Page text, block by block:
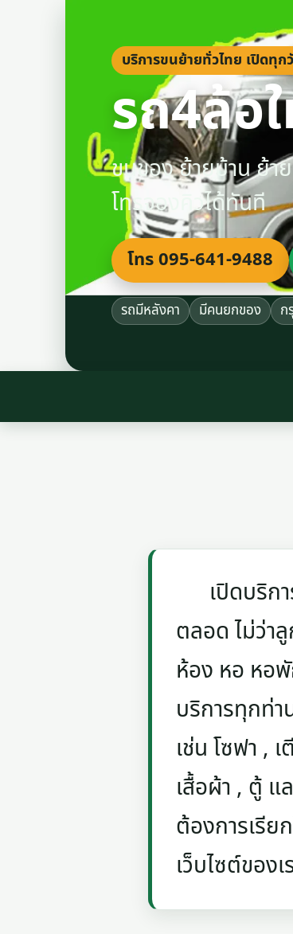
บริการขนย้ายทั่วไทย เปิดทุก
รถ4ล้อ
ขนของ ย้ายบ้าน ย้
โทรจองคิวได้ทันที
โทร 095-641-9488
รถมีหลังคา มีคนยกของ ก
เปิดบริกา
ตลอด ไม่ว่าลู
ห้อง หอ หอ
บริการทุกท่า
เช่น โซฟา ,
เสื้อผ้า , ตู้
ต้องการเรีย
เว็บไซต์ของ